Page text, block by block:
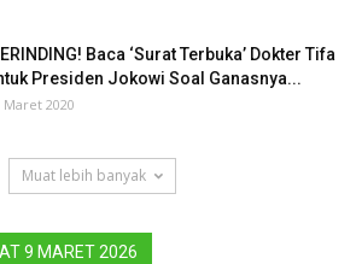
Baca ‘Surat Terbuka’ Dokter Tifa
Presiden Jokowi Soal Ganasnya...
Maret 2020
Muat lebih banyak
9 MARET 2026